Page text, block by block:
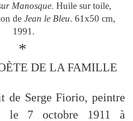
Manosque. Huile sur toile,
de Jean le Bleu. 61x50 cm,
1991.
*
DE LA FAMILLE
de Serge Fiorio, peintre
le 7 octobre 1911 à